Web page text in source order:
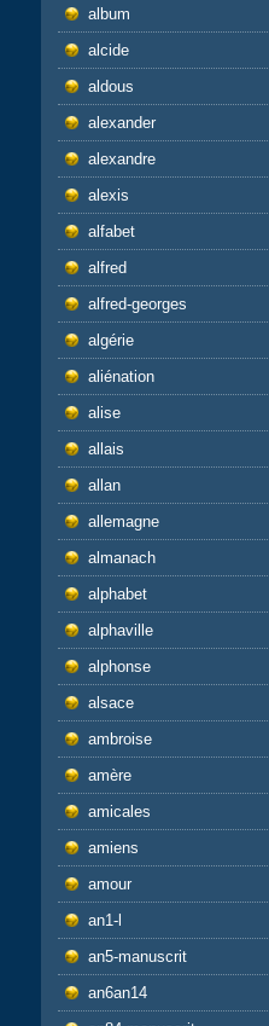
album
alcide
aldous
alexander
alexandre
alexis
alfabet
alfred
alfred-georges
algérie
aliénation
alise
allais
allan
allemagne
almanach
alphabet
alphaville
alphonse
alsace
ambroise
amère
amicales
amiens
amour
an1-l
an5-manuscrit
an6an14